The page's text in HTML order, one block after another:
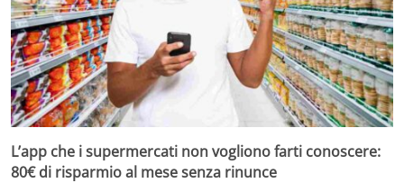
L’app che i supermercati non vogliono farti conoscere:
80€ di risparmio al mese senza rinunce